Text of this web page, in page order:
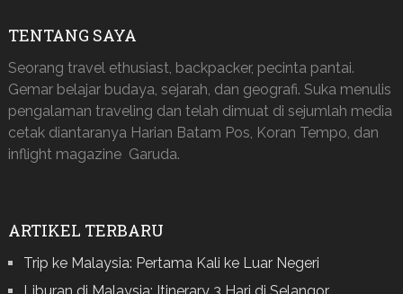
TENTANG SAYA
Seorang travel ethusiast, backpacker, pecinta pantai.
Gemar belajar budaya, sejarah, dan geografi. Suka menulis
pengalaman traveling dan telah dimuat di sejumlah media
cetak diantaranya Harian Batam Pos, Koran Tempo, dan
inflight magazine Garuda.
ARTIKEL TERBARU
Trip ke Malaysia: Pertama Kali ke Luar Negeri